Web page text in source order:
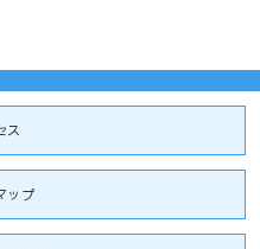
ス
ップ